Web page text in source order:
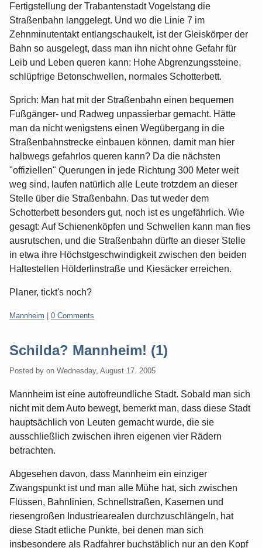
Fertigstellung der Trabantenstadt Vogelstang die
Straßenbahn langgelegt. Und wo die Linie 7 im
Zehnminutentakt entlangschaukelt, ist der Gleiskörper der
Bahn so ausgelegt, dass man ihn nicht ohne Gefahr für
Leib und Leben queren kann: Hohe Abgrenzungssteine,
schlüpfrige Betonschwellen, normales Schotterbett.
Sprich: Man hat mit der Straßenbahn einen bequemen
Fußgänger- und Radweg unpassierbar gemacht. Hätte
man da nicht wenigstens einen Wegübergang in die
Straßenbahnstrecke einbauen können, damit man hier
halbwegs gefahrlos queren kann? Da die nächsten
"offiziellen" Querungen in jede Richtung 300 Meter weit
weg sind, laufen natürlich alle Leute trotzdem an dieser
Stelle über die Straßenbahn. Das tut weder dem
Schotterbett besonders gut, noch ist es ungefährlich. Wie
gesagt: Auf Schienenköpfen und Schwellen kann man fies
ausrutschen, und die Straßenbahn dürfte an dieser Stelle
in etwa ihre Höchstgeschwindigkeit zwischen den beiden
Haltestellen Hölderlinstraße und Kiesäcker erreichen.
Planer, tickt's noch?
Categories:
Mannheim 0 Comments
Schilda? Mannheim! (1)
Posted by on Wednesday, August 17. 2005
Mannheim ist eine autofreundliche Stadt. Sobald man sich
nicht mit dem Auto bewegt, bemerkt man, dass diese Stadt
hauptsächlich von Leuten gemacht wurde, die sie
ausschließlich zwischen ihren eigenen vier Rädern
betrachten.
Abgesehen davon, dass Mannheim ein einziger
Zwangspunkt ist und man alle Mühe hat, sich zwischen
Flüssen, Bahnlinien, Schnellstraßen, Kasernen und
riesengroßen Industriearealen durchzuschlängeln, hat
diese Stadt etliche Punkte, bei denen man sich
insbesondere als Radfahrer buchstäblich nur an den Kopf